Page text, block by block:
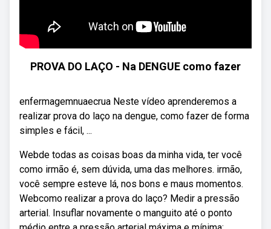
PROVA DO LAÇO - Na DENGUE como fazer
enfermagemnuaecrua Neste vídeo aprenderemos a
realizar prova do laço na dengue, como fazer de forma
simples e fácil, ...
Webde todas as coisas boas da minha vida, ter você
como irmão é, sem dúvida, uma das melhores. irmão,
você sempre esteve lá, nos bons e maus momentos.
Webcomo realizar a prova do laço? Medir a pressão
arterial. Insuflar novamente o manguito até o ponto